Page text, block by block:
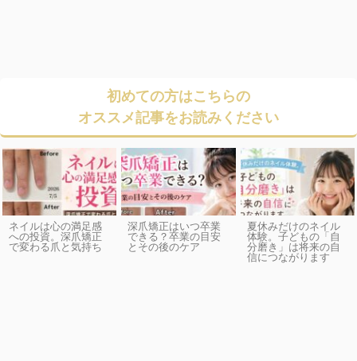
初めての方はこちらの
オススメ記事をお読みください
ネイルは心の満足感
への投資。深爪矯正
で変わる爪と気持ち
深爪矯正はいつ卒業
できる？卒業の目安
とその後のケア
夏休みだけのネイル
体験。子どもの「自
分磨き」は将来の自
信につながります